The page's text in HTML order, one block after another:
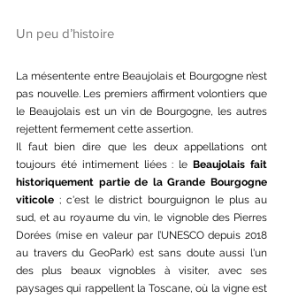
Un peu d’histoire
La mésentente entre Beaujolais et Bourgogne n’est
pas nouvelle. Les premiers affirment volontiers que
le Beaujolais est un vin de Bourgogne, les autres
rejettent fermement cette assertion.
Il faut bien dire que les deux appellations ont
toujours été intimement liées : le Beaujolais fait
historiquement partie de la Grande Bourgogne
viticole ; c'est le district bourguignon le plus au
sud, et au royaume du vin, le vignoble des Pierres
Dorées (mise en valeur par l’UNESCO depuis 2018
au travers du GeoPark) est sans doute aussi l'un
des plus beaux vignobles à visiter, avec ses
paysages qui rappellent la Toscane, où la vigne est